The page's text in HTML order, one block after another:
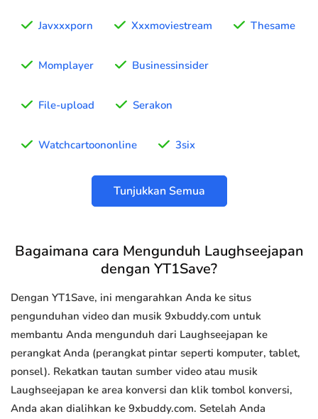
Javxxxporn Xxxmoviestream Thesame
Momplayer Businessinsider
File-upload Serakon
Watchcartoononline 3six
Tunjukkan Semua
Bagaimana cara Mengunduh Laughseejapan
dengan YT1Save?
Dengan YT1Save, ini mengarahkan Anda ke situs
pengunduhan video dan musik 9xbuddy.com untuk
membantu Anda mengunduh dari Laughseejapan ke
perangkat Anda (perangkat pintar seperti komputer, tablet,
ponsel). Rekatkan tautan sumber video atau musik
Laughseejapan ke area konversi dan klik tombol konversi,
Anda akan dialihkan ke 9xbuddy.com. Setelah Anda